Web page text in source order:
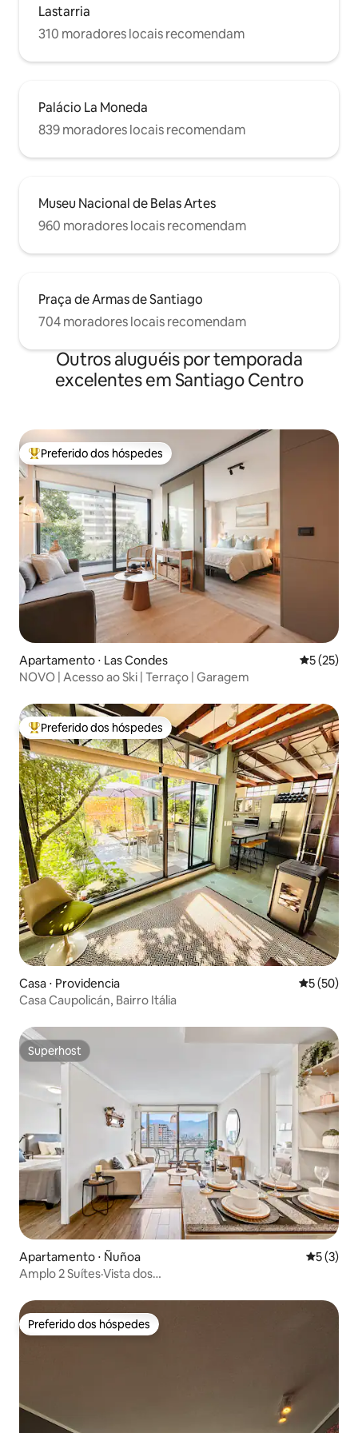
Lastarria
310 moradores locais recomendam
Palácio La Moneda
839 moradores locais recomendam
Museu Nacional de Belas Artes
960 moradores locais recomendam
Praça de Armas de Santiago
704 moradores locais recomendam
Outros aluguéis por temporada
excelentes em Santiago Centro
Entre os melhores preferidos dos hóspedes
Preferido dos hóspedes
Apartamento ⋅ Las Condes 5 de uma
5 (25)
NOVO | Acesso ao Ski | Terraço | Garagem
Entre os melhores preferidos dos hóspedes
Preferido dos hóspedes
Casa ⋅ Providencia 5 de uma
5 (50)
Casa Caupolicán, Bairro Itália
Superhost
Superhost
Apartamento ⋅ Ñuñoa 5 de
5 (3)
Amplo 2 Suítes·Vista dos
Preferido dos hóspedes
Preferido dos hóspedes